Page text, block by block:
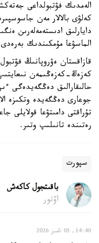
الەمدىك فۋتبولداعى
كەلۋى بالالار مەن
دايارلىق ادىستەمەلەرىن
الماسۋعا مۇمكىندىك
قازاقستان ەۋروپانىڭ
كەزەڭ-كەزەڭىمەن
حالىقارالىق دەڭگەيدەگى
جوعارى دەڭگەيدە وتكىزە
تۇراقتى دامىتۋعا قولايلى
رەتىندە تانىلىپ وتىر.
سپورت
باقىتجول كاكەش
اۆتور
14:40, 05 تامىز 2026